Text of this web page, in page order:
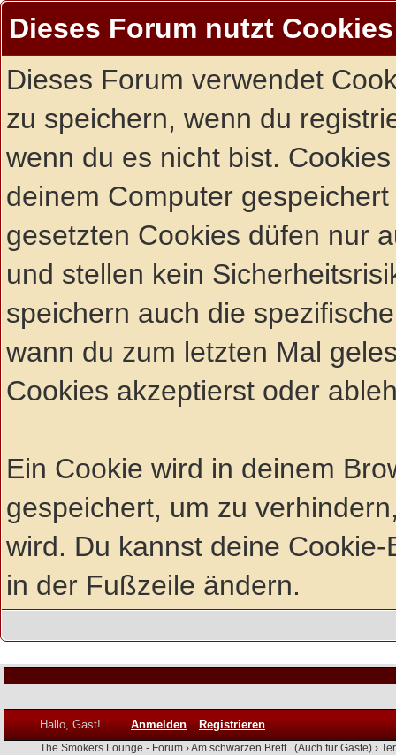
Dieses Forum nutzt Cookies
Dieses Forum verwendet
zu speichern, wenn du
wenn du es nicht bist.
deinem Computer
gesetzten Cookies düfen nur
und stellen kein
speichern auch die
wann du zum letzten Mal
Cookies akzeptierst oder
Ein Cookie wird in deinem
gespeichert, um zu
wird. Du kannst deine
in der Fußzeile ändern.
Hallo, Gast! Anmelden Registrieren
The Smokers Lounge - Forum ›Am schwarzen Brett...(Auch für Gäste) ›